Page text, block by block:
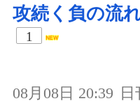
攻続く負の流
1
08月08日 20:39